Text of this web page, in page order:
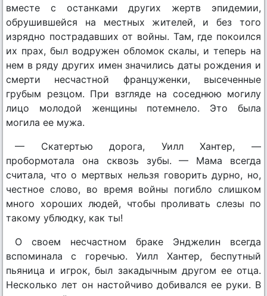
вместе с останками других жертв эпидемии,
обрушившейся на местных жителей, и без того
изрядно пострадавших от войны. Там, где покоился
их прах, был водружен обломок скалы, и теперь на
нем в ряду других имен значились даты рождения и
смерти несчастной француженки, высеченные
грубым резцом. При взгляде на соседнюю могилу
лицо молодой женщины потемнело. Это была
могила ее мужа.
— Скатертью дорога, Уилл Хантер, —
пробормотала она сквозь зубы. — Мама всегда
считала, что о мертвых нельзя говорить дурно, но,
честное слово, во время войны погибло слишком
много хороших людей, чтобы проливать слезы по
такому ублюдку, как ты!
О своем несчастном браке Энджелин всегда
вспоминала с горечью. Уилл Хантер, беспутный
пьяница и игрок, был закадычным другом ее отца.
Несколько лет он настойчиво добивался ее руки. В